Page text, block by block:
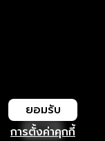
การตั้งค่าคุกกี้
ยอมรับ
เปิด